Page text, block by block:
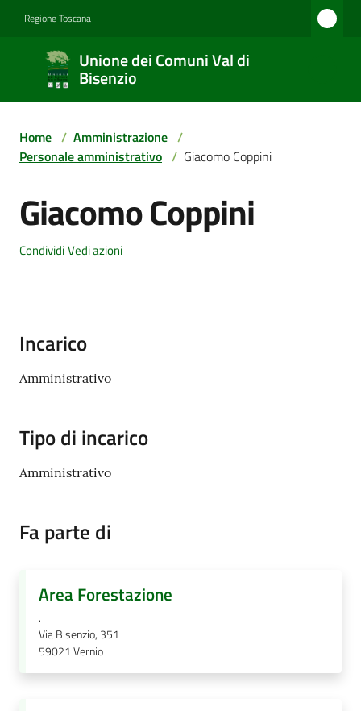
Regione Toscana
Unione dei Comuni Val di
Bisenzio
Unione
dei
Comuni
Val di
Bisenzio
Amministrazione
Servizi
e
dati
Seguici
Home / Amministrazione /
Personale amministrativo / Giacomo Coppini
Salta al contenuto
Giacomo Coppini
CondividiVedi azioni
Incarico
Amministrativo
Tipo di incarico
Amministrativo
Fa parte di
Area Forestazione
.
Via Bisenzio, 351
59021 Vernio